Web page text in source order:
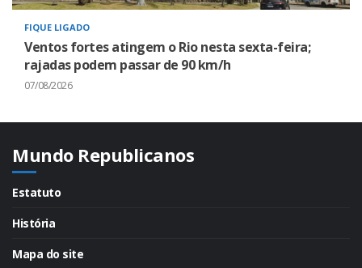
FIQUE LIGADO
Ventos fortes atingem o Rio nesta sexta-feira;
rajadas podem passar de 90 km/h
07/08/2026
Mundo Republicanos
Estatuto
História
Mapa do site